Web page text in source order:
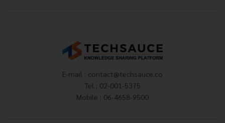
E-mail : contact@techsauce.co
Tel : 02-001-5375
Mobile : 06-4658-9500